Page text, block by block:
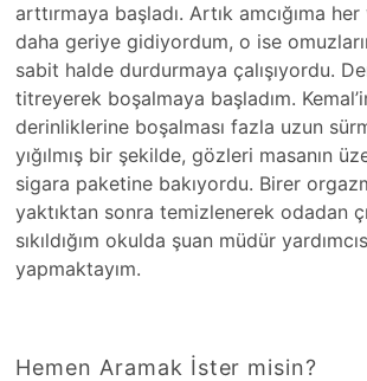
arttırmaya başladı. Artık amcığıma
daha geriye gidiyordum, o ise
sabit halde durdurmaya çalışıyordu.
titreyerek boşalmaya başladım.
derinliklerine boşalması fazla uzun
yığılmış bir şekilde, gözleri masanın
sigara paketine bakıyordu. Birer
yaktıktan sonra temizlenerek odadan
sıkıldığım okulda şuan müdür
yapmaktayım.
Hemen Aramak İster misin?